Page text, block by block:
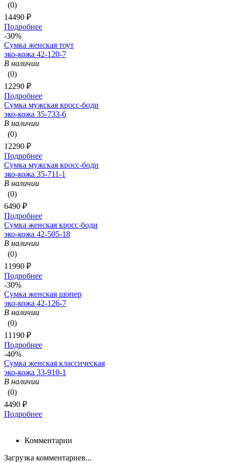
(0)
14490 ₽
Подробнее
-30%
Сумка женская тоут
эко-кожа 42-120-7
В наличии
(0)
12290 ₽
Подробнее
Сумка мужская кросс-боди
эко-кожа 35-733-6
В наличии
(0)
12290 ₽
Подробнее
Сумка мужская кросс-боди
эко-кожа 35-711-1
В наличии
(0)
6490 ₽
Подробнее
Сумка женская кросс-боди
эко-кожа 42-505-18
В наличии
(0)
11990 ₽
Подробнее
-30%
Сумка женская шопер
эко-кожа 42-126-7
В наличии
(0)
11190 ₽
Подробнее
-40%
Сумка женская классическая
эко-кожа 33-910-1
В наличии
(0)
4490 ₽
Подробнее
Комментарии
Загрузка комментариев...